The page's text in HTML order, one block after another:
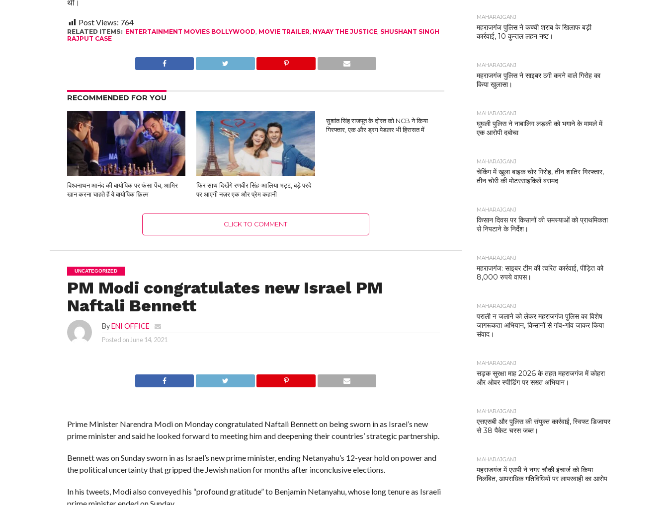
थीं।
Post Views: 764
RELATED ITEMS: ENTERTAINMENT MOVIES BOLLYWOOD, MOVIE TRAILER, NYAAY THE JUSTICE, SHUSHANT SINGH
RAJPUT CASE
RECOMMENDED FOR YOU
विश्‍वनाथन आनंद की बायोपिक पर फंसा पेंच, आमिर
खान करना चाहते हैं ये बायोपिक फ़िल्म
फिर साथ दिखेंगे रणवीर सिंह-आलिया भट्ट, बड़े परदे
पर आएगी नज़र एक और प्रेम कहानी
सुशांत सिंह राजपूत के दोस्‍त को NCB ने किया
गिरफ्तार, एक और ड्रग पेडलर भी हिरासत में
CLICK TO COMMENT
UNCATEGORIZED
PM Modi congratulates new Israel PM
Naftali Bennett
ByENI OFFICE
Posted onJune 14, 2021
Prime Minister Narendra Modi on Monday congratulated Naftali Bennett on being sworn in as Israel’s new
prime minister and said he looked forward to meeting him and deepening their countries’ strategic partnership.
Bennett was on Sunday sworn in as Israel’s new prime minister, ending Netanyahu’s 12-year hold on power and
the political uncertainty that gripped the Jewish nation for months after inconclusive elections.
In his tweets, Modi also conveyed his “profound gratitude” to Benjamin Netanyahu, whose long tenure as Israeli
MAHARAJGANJ
महराजगंज पुलिस ने कच्ची शराब के खिलाफ बड़ी
कार्रवाई, 10 कुन्तल लहन नष्ट।
MAHARAJGANJ
महराजगंज पुलिस ने साइबर ठगी करने वाले गिरोह का
किया खुलासा।
MAHARAJGANJ
घुघली पुलिस ने नाबालिग लड़की को भगाने के मामले में
एक आरोपी दबोचा
MAHARAJGANJ
चेकिंग में खुला बाइक चोर गिरोह, तीन शातिर गिरफ्तार,
तीन चोरी की मोटरसाइकिलें बरामद
MAHARAJGANJ
किसान दिवस पर किसानों की समस्याओं को प्राथमिकता
से निपटाने के निर्देश।
MAHARAJGANJ
महराजगंज: साइबर टीम की त्वरित कार्रवाई, पीड़ित को
8,000 रुपये वापस।
MAHARAJGANJ
पराली न जलाने को लेकर महराजगंज पुलिस का विशेष
जागरूकता अभियान, किसानों से गांव-गांव जाकर किया
संवाद।
MAHARAJGANJ
सड़क सुरक्षा माह 2026 के तहत महराजगंज में कोहरा
और ओवर स्पीडिंग पर सख्त अभियान।
MAHARAJGANJ
एसएसबी और पुलिस की संयुक्त कार्रवाई, स्विफ्ट डिजायर
से 38 पैकेट चरस जब्त।
MAHARAJGANJ
महराजगंज में एसपी ने नगर चौकी इंचार्ज को किया
निलंबित, आपराधिक गतिविधियों पर लापरवाही का आरोप